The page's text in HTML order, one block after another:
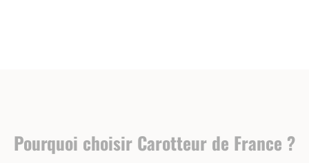
Pourquoi choisir Carotteur de France ?